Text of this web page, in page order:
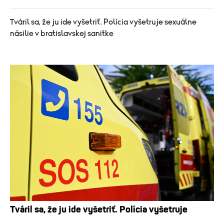
Tváril sa, že ju ide vyšetriť. Polícia vyšetruje sexuálne
násilie v bratislavskej sanitke
Tváril sa, že ju ide vyšetriť. Polícia vyšetruje